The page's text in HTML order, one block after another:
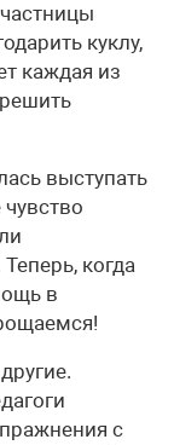
куклу,
каждая из
выступать
когда
в
с